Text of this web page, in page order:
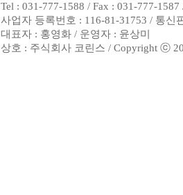
Tel : 031-777-1588 / Fax : 031-777-
사업자 등록번호 : 116-81-31753 / 통신
대표자 : 홍영화 / 운영자 : 윤상미
상호 : 주식회사 코린스 / Copyright ⓒ